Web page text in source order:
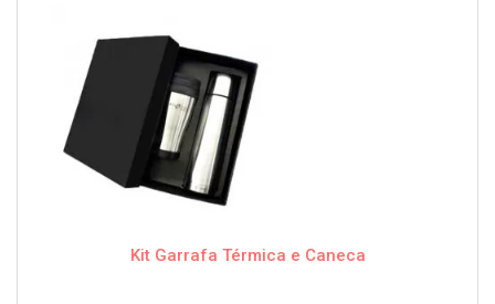
Kit Garrafa Térmica e Caneca